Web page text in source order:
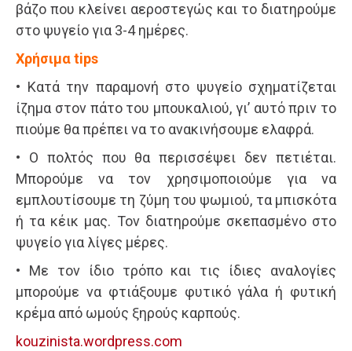
βάζο που κλείνει αεροστεγώς και το διατηρούμε
στο ψυγείο για 3-4 ημέρες.
Χρήσιμα tips
• Κατά την παραμονή στο ψυγείο σχηματίζεται
ίζημα στον πάτο του μπουκαλιού, γι’ αυτό πριν το
πιούμε θα πρέπει να το ανακινήσουμε ελαφρά.
• Ο πολτός που θα περισσέψει δεν πετιέται.
Μπορούμε να τον χρησιμοποιούμε για να
εμπλουτίσουμε τη ζύμη του ψωμιού, τα μπισκότα
ή τα κέικ μας. Τον διατηρούμε σκεπασμένο στο
ψυγείο για λίγες μέρες.
• Με τον ίδιο τρόπο και τις ίδιες αναλογίες
μπορούμε να φτιάξουμε φυτικό γάλα ή φυτική
κρέμα από ωμούς ξηρούς καρπούς.
kouzinista.wordpress.com